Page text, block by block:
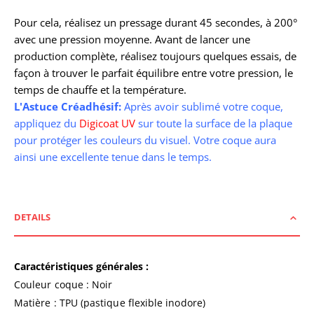
Pour cela, réalisez un pressage durant 45 secondes, à 200°
avec une pression moyenne. Avant de lancer une
production complète, réalisez toujours quelques essais, de
façon à trouver le parfait équilibre entre votre pression, le
temps de chauffe et la température.
L'Astuce Créadhésif: Après avoir sublimé votre coque,
appliquez du Digicoat UV sur toute la surface de la plaque
pour protéger les couleurs du visuel. Votre coque aura
ainsi une excellente tenue dans le temps.
DETAILS
Caractéristiques générales :
Couleur coque : Noir
Matière : TPU (pastique flexible inodore)